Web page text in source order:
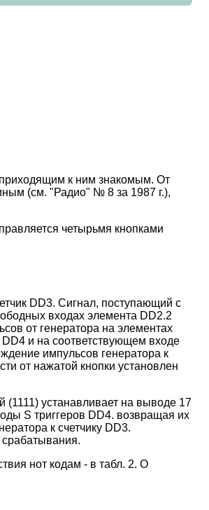
приходящим к ним знакомым. От
(см. "Радио" № 8 за 1987 г.),
четырьмя кнопками
DD3. Сигнал, поступающий с
входах элемента DD2.2
от генератора на элементах
DD4 и на соответствующем входе
импульсов генератора к
от нажатой кнопки установлен
(1111) устанавливает на выводе 17
S триггеров DD4. возвращая их
к счетчику DD3.
нот кодам - в табл. 2. О